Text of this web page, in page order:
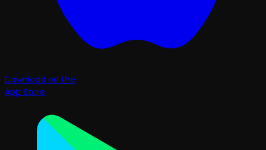
Download on the
App Store